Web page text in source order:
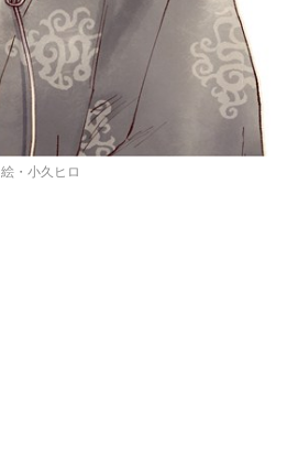
絵・小久ヒロ